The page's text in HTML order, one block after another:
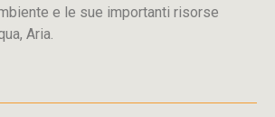
e le sue importanti risorse
Aria.